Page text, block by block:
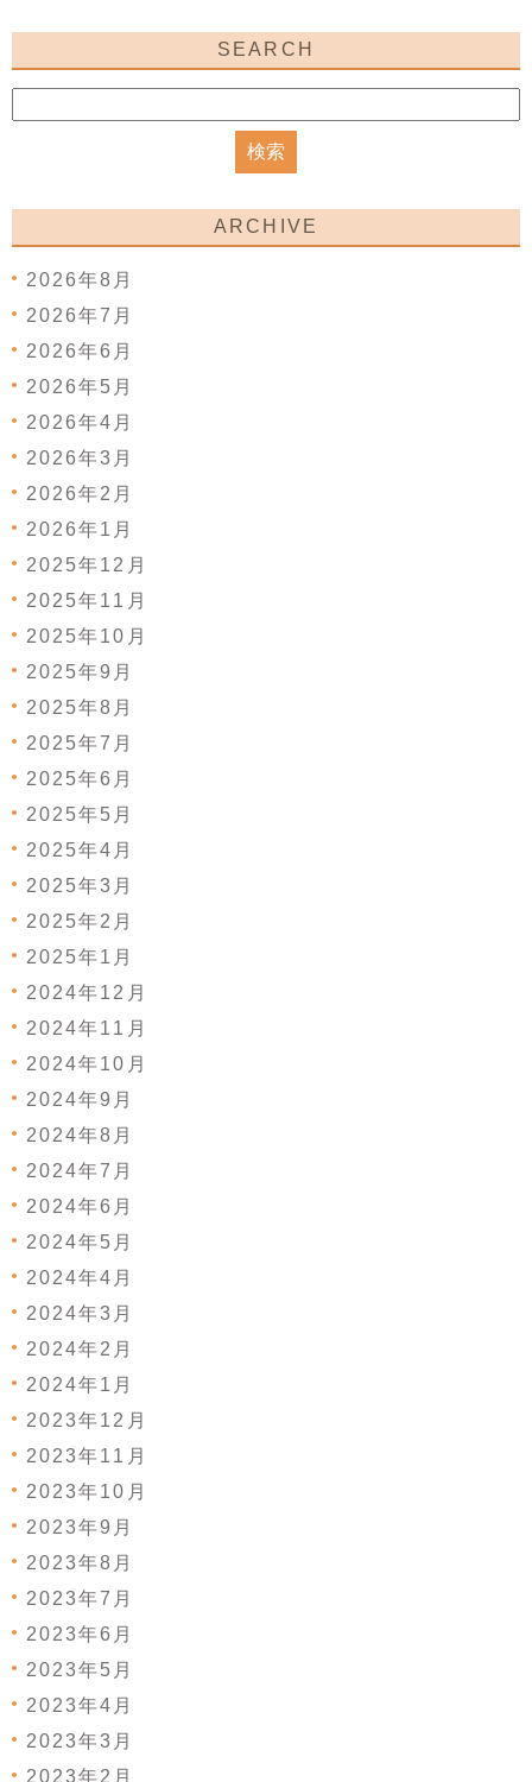
SEARCH
ARCHIVE
2026年8月
2026年7月
2026年6月
2026年5月
2026年4月
2026年3月
2026年2月
2026年1月
2025年12月
2025年11月
2025年10月
2025年9月
2025年8月
2025年7月
2025年6月
2025年5月
2025年4月
2025年3月
2025年2月
2025年1月
2024年12月
2024年11月
2024年10月
2024年9月
2024年8月
2024年7月
2024年6月
2024年5月
2024年4月
2024年3月
2024年2月
2024年1月
2023年12月
2023年11月
2023年10月
2023年9月
2023年8月
2023年7月
2023年6月
2023年5月
2023年4月
2023年3月
2023年2月